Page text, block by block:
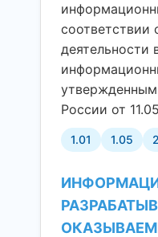
соответствии
деятельности
России от
1.01 1.05